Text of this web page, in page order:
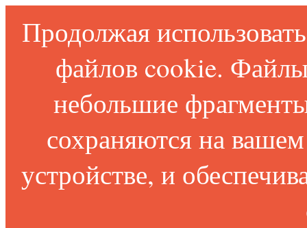
Продолжая
файлов cookie.
небольшие
сохраняются на
устройстве, и